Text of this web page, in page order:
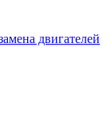
двигателей